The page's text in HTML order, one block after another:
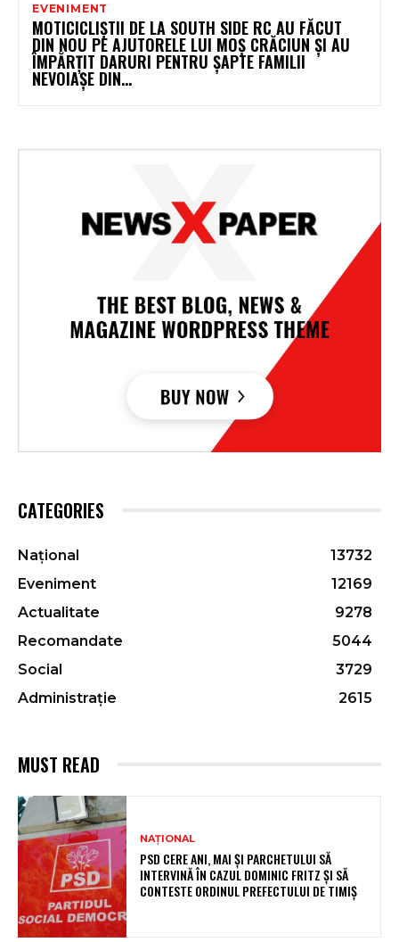
EVENIMENT
MOTICICLIȘTII DE LA SOUTH SIDE RC AU FĂCUT
DIN NOU PE AJUTORELE LUI MOȘ CRĂCIUN ȘI AU
ÎMPĂRȚIT DARURI PENTRU ȘAPTE FAMILII
NEVOIAȘE DIN...
CATEGORIES
Național
13732
Eveniment
12169
Actualitate
9278
Recomandate
5044
Social
3729
Administrație
2615
MUST READ
NAȚIONAL
PSD CERE ANI, MAI ȘI PARCHETULUI SĂ
INTERVINĂ ÎN CAZUL DOMINIC FRITZ ȘI SĂ
CONTESTE ORDINUL PREFECTULUI DE TIMIȘ